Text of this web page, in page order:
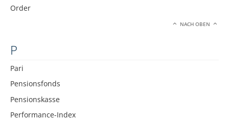
Order
NACH OBEN
P
Pari
Pensionsfonds
Pensionskasse
Performance-Index